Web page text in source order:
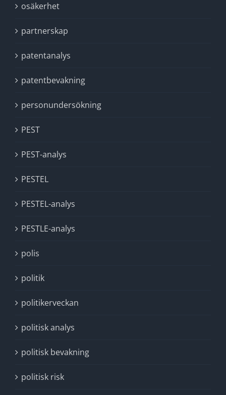
osäkerhet
partnerskap
patentanalys
patentbevakning
personundersökning
PEST
PEST-analys
PESTEL
PESTEL-analys
PESTLE-analys
polis
politik
politikerveckan
politisk analys
politisk bevakning
politisk risk